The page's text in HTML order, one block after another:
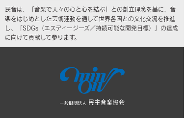
民音は、「音楽で人々の心と心を結ぶ」との創立理念を基に、音
楽をはじめとした芸術運動を通して世界各国との文化交流を推進
し、「SDGs（エスディージーズ／持続可能な開発目標）」の達成
に向けて貢献して参ります。